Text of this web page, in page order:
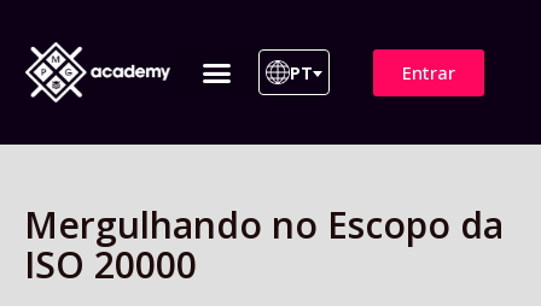
PT Entrar
Mergulhando no Escopo da
ISO 20000